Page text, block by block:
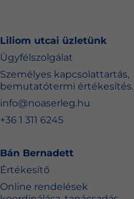
Liliom utcai üzletünk
Ügyfélszolgálat
Személyes kapcsolattartás,
bemutatótermi értékesítés.
info@noaserleg.hu
+36 1 311 6245
Bán Bernadett
Értékesítő
Online rendelések